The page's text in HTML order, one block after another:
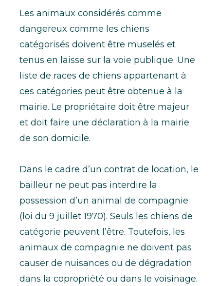
Les animaux considérés comme
dangereux comme les chiens
catégorisés doivent être muselés et
tenus en laisse sur la voie publique. Une
liste de races de chiens appartenant à
ces catégories peut être obtenue à la
mairie. Le propriétaire doit être majeur
et doit faire une déclaration à la mairie
de son domicile.
Dans le cadre d’un contrat de location, le
bailleur ne peut pas interdire la
possession d’un animal de compagnie
(loi du 9 juillet 1970). Seuls les chiens de
catégorie peuvent l’être. Toutefois, les
animaux de compagnie ne doivent pas
causer de nuisances ou de dégradation
dans la copropriété ou dans le voisinage.